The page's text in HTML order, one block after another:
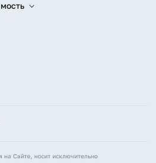
Сайте, носит исключительно